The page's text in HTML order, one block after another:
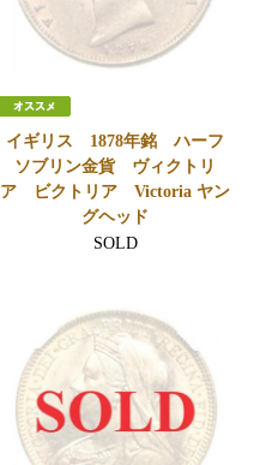
イギリス 1878年銘 ハーフ
ソブリン金貨 ヴィクトリ
ア ビクトリア Victoria ヤン
グヘッド
SOLD